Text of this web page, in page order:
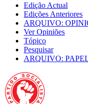
Edição Actual
Edições Anteriores
ARQUIVO:
Ver Opiniões
Tópico
Pesquisar
ARQUIVO: